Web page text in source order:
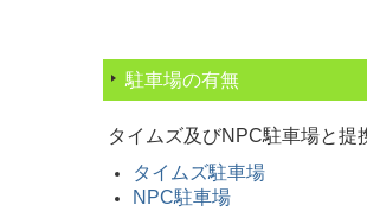
駐車場の有無
タイムズ及びNPC駐車場と提
タイムズ駐車場
NPC駐車場